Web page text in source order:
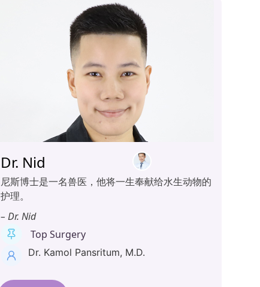
Dr. Nid
尼斯博士是一名兽医，他将一生奉献给水生动物的
护理。
– Dr. Nid
Top Surgery
Dr. Kamol Pansritum, M.D.